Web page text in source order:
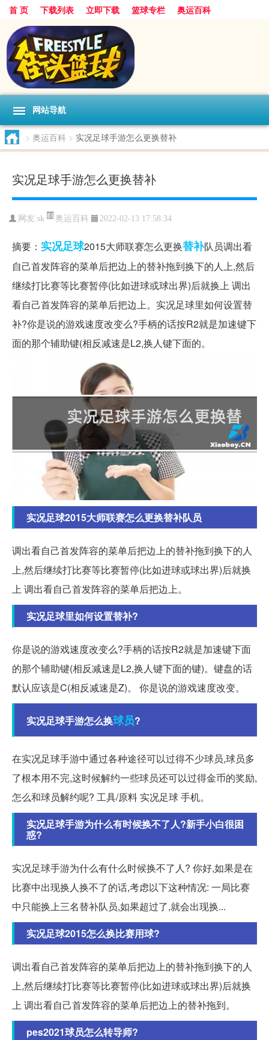
首 页 下载列表 立即下载 篮球专栏 奥运百科
网站导航
> 奥运百科 > 实况足球手游怎么更换替补
实况足球手游怎么更换替补
网友:sk 奥运百科 2022-02-13 17:58:34
摘要： 实况足球2015大师联赛怎么更换替补队员调出看
自己首发阵容的菜单后把边上的替补拖到换下的人上,然后
继续打比赛等比赛暂停(比如进球或球出界)后就换上 调出
看自己首发阵容的菜单后把边上。实况足球里如何设置替
补?你是说的游戏速度改变么?手柄的话按R2就是加速键下
面的那个辅助键(相反减速是L2,换人键下面的。
实况足球2015大师联赛怎么更换替补队员
调出看自己首发阵容的菜单后把边上的替补拖到换下的人
上,然后继续打比赛等比赛暂停(比如进球或球出界)后就换
上 调出看自己首发阵容的菜单后把边上。
实况足球里如何设置替补?
你是说的游戏速度改变么?手柄的话按R2就是加速键下面
的那个辅助键(相反减速是L2,换人键下面的键)。键盘的话
默认应该是C(相反减速是Z)。 你是说的游戏速度改变。
实况足球手游怎么换球员?
在实况足球手游中通过各种途径可以过得不少球员,球员多
了根本用不完,这时候解约一些球员还可以过得金币的奖励,
怎么和球员解约呢? 工具/原料 实况足球 手机。
实况足球手游为什么有时候换不了人?新手小白很困
惑?
实况足球手游为什么有什么时候换不了人? 你好,如果是在
比赛中出现换人换不了的话,考虑以下这种情况: 一局比赛
中只能换上三名替补队员,如果超过了,就会出现换...
实况足球2015怎么换比赛用球?
调出看自己首发阵容的菜单后把边上的替补拖到换下的人
上,然后继续打比赛等比赛暂停(比如进球或球出界)后就换
上 调出看自己首发阵容的菜单后把边上的替补拖到。
pes2021球员怎么转导师?